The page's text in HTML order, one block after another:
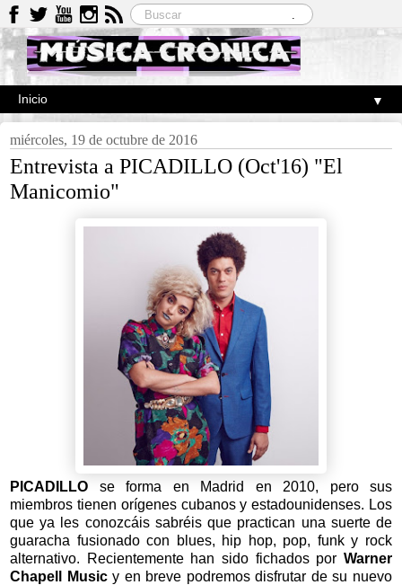
▼
miércoles, 19 de octubre de 2016
Entrevista a PICADILLO (Oct'16) "El
Manicomio"
PICADILLO se forma en Madrid en 2010, pero sus
miembros tienen orígenes cubanos y estadounidenses. Los
que ya les conozcáis sabréis que practican una suerte de
guaracha fusionado con blues, hip hop, pop, funk y rock
alternativo. Recientemente han sido fichados por Warner
Chapell Musicy en breve podremos disfrutar de su nuevo